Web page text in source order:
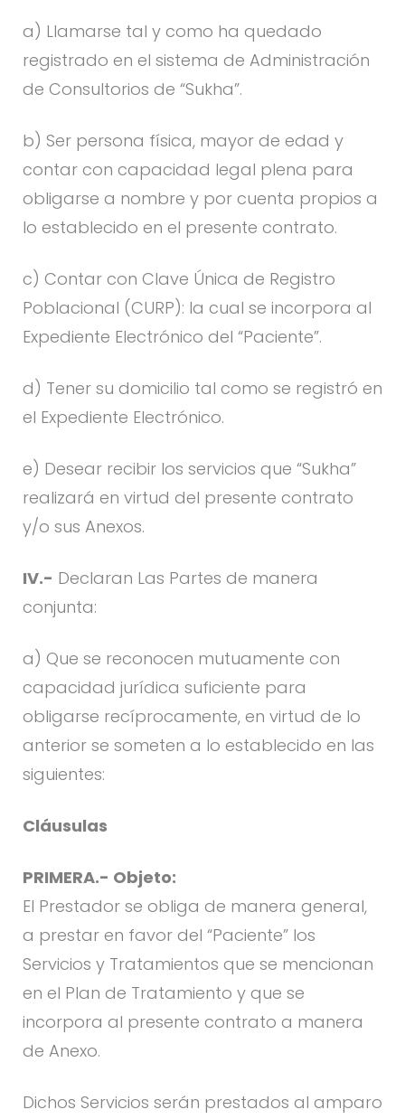
a) Llamarse tal y como ha quedado
registrado en el sistema de Administración
de Consultorios de “Sukha”.
b) Ser persona física, mayor de edad y
contar con capacidad legal plena para
obligarse a nombre y por cuenta propios a
lo establecido en el presente contrato.
c) Contar con Clave Única de Registro
Poblacional (CURP): la cual se incorpora al
Expediente Electrónico del “Paciente”.
d) Tener su domicilio tal como se registró en
el Expediente Electrónico.
e) Desear recibir los servicios que “Sukha”
realizará en virtud del presente contrato
y/o sus Anexos.
IV.- Declaran Las Partes de manera
conjunta:
a) Que se reconocen mutuamente con
capacidad jurídica suficiente para
obligarse recíprocamente, en virtud de lo
anterior se someten a lo establecido en las
siguientes:
Cláusulas
PRIMERA.- Objeto:
El Prestador se obliga de manera general,
a prestar en favor del “Paciente” los
Servicios y Tratamientos que se mencionan
en el Plan de Tratamiento y que se
incorpora al presente contrato a manera
de Anexo.
Dichos Servicios serán prestados al amparo